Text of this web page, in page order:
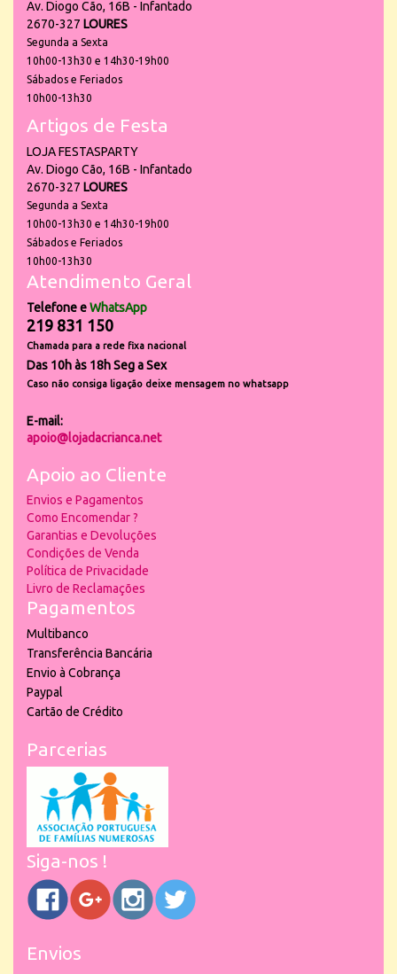
Av. Diogo Cão, 16B - Infantado
2670-327 LOURES
Segunda a Sexta
10h00-13h30 e 14h30-19h00
Sábados e Feriados
10h00-13h30
Artigos de Festa
LOJA FESTASPARTY
Av. Diogo Cão, 16B - Infantado
2670-327 LOURES
Segunda a Sexta
10h00-13h30 e 14h30-19h00
Sábados e Feriados
10h00-13h30
Atendimento Geral
Telefone eWhatsApp
219 831 150
Chamada para a rede fixa nacional
Das 10h às 18h Seg a Sex
Caso não consiga ligação deixe mensagem no whatsapp
E-mail:
apoio@lojadacrianca.net
Apoio ao Cliente
Envios e Pagamentos
Como Encomendar ?
Garantias e Devoluções
Condições de Venda
Política de Privacidade
Livro de Reclamações
Pagamentos
Multibanco
Transferência Bancária
Envio à Cobrança
Paypal
Cartão de Crédito
Parcerias
Siga-nos !
Envios